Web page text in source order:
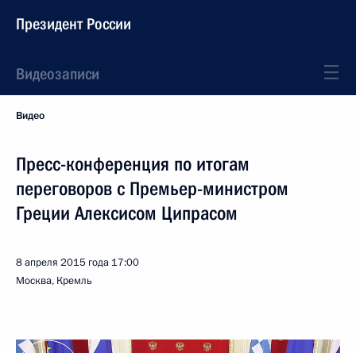
Президент России
Видеозаписи
Видео
Пресс-конференция по итогам
переговоров с Премьер-министром
Греции Алексисом Ципрасом
8 апреля 2015 года 17:00
Москва, Кремль